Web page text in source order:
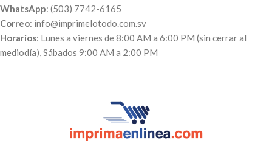
WhatsApp: (503) 7742-6165
Correo: info@imprimelotodo.com.sv
Horarios: Lunes a viernes de 8:00 AM a 6:00 PM (sin cerrar al
mediodía), Sábados 9:00 AM a 2:00 PM